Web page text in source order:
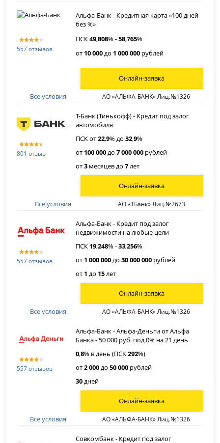
557 отзывов
Альфа-Банк - Кредитная карта «100 дней
без %»
ПСК49,808% -58,765%
от 10 000до 1 000 000 рублей
Все условия АО «АЛЬФА-БАНК» Лиц.№1326
Онлайн-заявка
801 отзыв
Т-Банк (Тинькофф) - Кредит под залог
автомобиля
ПСК от22,9% до32,9%
от 100 000до7 000 000 рублей
от3 месяцев до7лет
Все условия АО «ТБанк» Лиц.№2673
Онлайн-заявка
557 отзывов
Альфа-Банк - Кредит под залог
недвижимости на любые цели
ПСК 19,248% -33,256%
от 1 000 000до30 000 000 рублей
от 1 до 15лет
Все условия АО «АЛЬФА-БАНК» Лиц.№1326
Онлайн-заявка
557 отзывов
Альфа-Банк - Альфа-Деньги от Альфа
Банка - 50 000 руб. под 0% на 21 день
0,8% в день (ПСК292%)
от2 000до50 000 рублей
30дней
Все условия АО «АЛЬФА-БАНК» Лиц.№1326
Онлайн-заявка
Совкомбанк - Кредит под залог